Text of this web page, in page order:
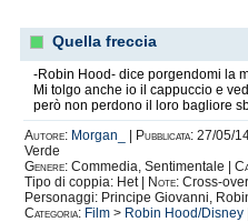
Quella freccia
-Robin Hood- dice porgendomi la
Mi tolgo anche io il cappuccio e
però non perdono il loro bagliore
Autore: Morgan_ Pubblicata: 27/05/
Verde
Genere: Commedia, Sentimentale |
Tipo di coppia: Het |
Note: Cross-
Personaggi: Principe Giovanni,
Categoria: Film > Robin Hood/Disney